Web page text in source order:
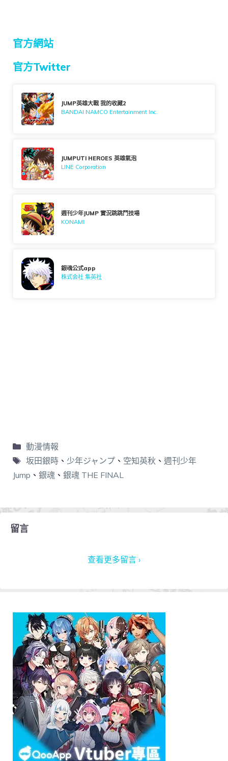
官方網站
官方Twitter
JUMP英雄大戰 我的收藏2
BANDAI NAMCO Entertainment Inc.
JUMPUTI HEROES 英雄氣泡
LINE Corporation
週刊少年JUMP 實況跳跳鬥技場
KONAMI
銀魂公式app
株式会社 集英社
動漫情報
坂田銀時、 少年ジャンプ、 空知英秋 、 週刊少年
Jump 、 銀魂 、 銀魂 THE FINAL
留言
查看更多留言 ›